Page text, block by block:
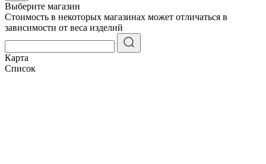
Выберите магазин
Стоимость в некоторых магазинах может отличаться в
зависимости от веса изделий
Карта
Список